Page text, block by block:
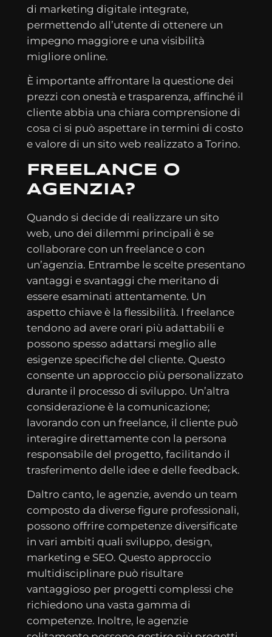
di marketing digitale integrate,
permettendo all’utente di ottenere un
impegno maggiore e una visibilità
migliore online.
È importante affrontare la questione dei
prezzi con onestà e trasparenza, affinché il
cliente abbia una chiara comprensione di
cosa ci si può aspettare in termini di costo
e valore di un sito web realizzato a Torino.
FREELANCE O
AGENZIA?
Quando si decide di realizzare un sito
web, uno dei dilemmi principali è se
collaborare con un freelance o con
un’agenzia. Entrambe le scelte presentano
vantaggi e svantaggi che meritano di
essere esaminati attentamente. Un
aspetto chiave è la flessibilità. I freelance
tendono ad avere orari più adattabili e
possono spesso adattarsi meglio alle
esigenze specifiche del cliente. Questo
consente un approccio più personalizzato
durante il processo di sviluppo. Un’altra
considerazione è la comunicazione;
lavorando con un freelance, il cliente può
interagire direttamente con la persona
responsabile del progetto, facilitando il
trasferimento delle idee e delle feedback.
Daltro canto, le agenzie, avendo un team
composto da diverse figure professionali,
possono offrire competenze diversificate
in vari ambiti quali sviluppo, design,
marketing e SEO. Questo approccio
multidisciplinare può risultare
vantaggioso per progetti complessi che
richiedono una vasta gamma di
competenze. Inoltre, le agenzie